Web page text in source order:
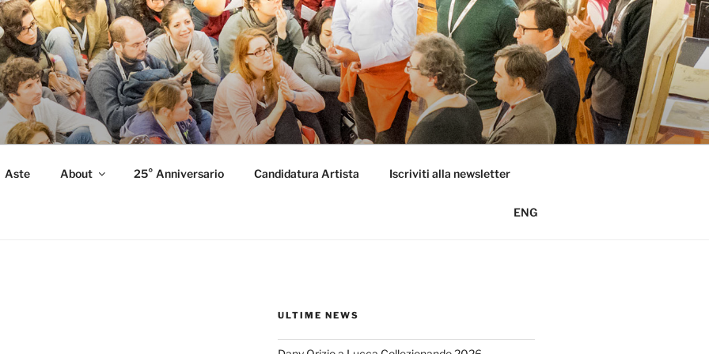
Aste About 25° Anniversario Candidatura Artista Iscriviti alla newsletter
ENG
ULTIME NEWS